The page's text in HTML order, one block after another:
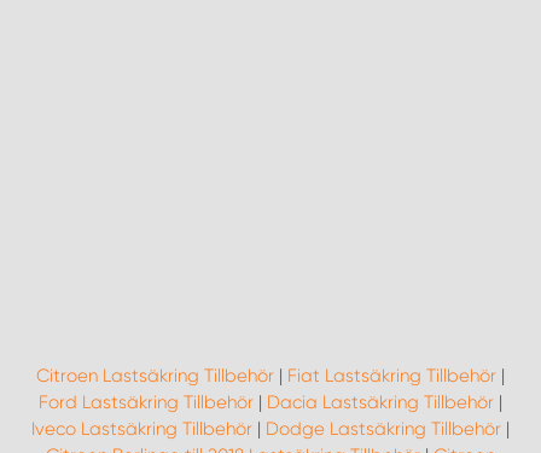
Citroen Lastsäkring Tillbehör | Fiat Lastsäkring Tillbehör |
Ford Lastsäkring Tillbehör | Dacia Lastsäkring Tillbehör |
Iveco Lastsäkring Tillbehör | Dodge Lastsäkring Tillbehör |